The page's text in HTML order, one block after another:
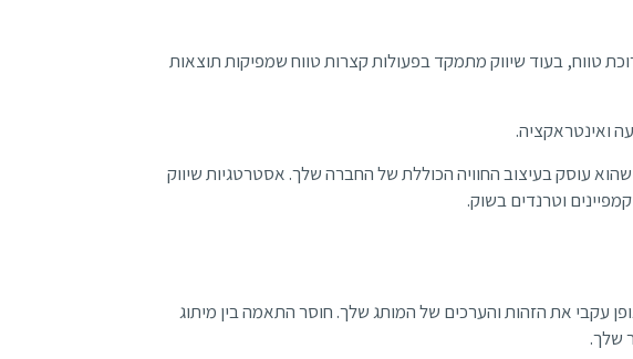
טווח, בעוד שיווק מתמקד בפעולות קצרות טווח שמפיקות תוצאות
ואינטראקציה.
שהוא עוסק בעיצוב החוויה הכוללת של החברה שלך. אסטרטגיות שיווק
וטרנדים בשוק.
עקבי את הזהות והערכים של המותג שלך. חוסר התאמה בין מיתוג
שלך.